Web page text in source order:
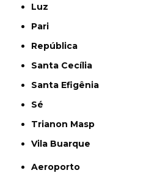
Luz
Pari
República
Santa Cecília
Santa Efigênia
Sé
Trianon Masp
Vila Buarque
Aeroporto